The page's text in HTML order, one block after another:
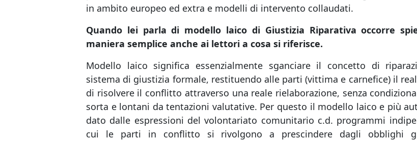
in ambito europeo ed extra e modelli di intervento collaudati.
Quando lei parla di modello laico di Giustizia Riparativa occorre
maniera semplice anche ai lettori a cosa si riferisce.
Modello laico significa essenzialmente sganciare il concetto di
sistema di giustizia formale, restituendo alle parti (vittima e carnefice) il
di risolvere il conflitto attraverso una reale rielaborazione, senza
sorta e lontani da tentazioni valutative. Per questo il modello laico e più
dato dalle espressioni del volontariato comunitario c.d. programmi
cui le parti in conflitto si rivolgono a prescindere dagli obblighi